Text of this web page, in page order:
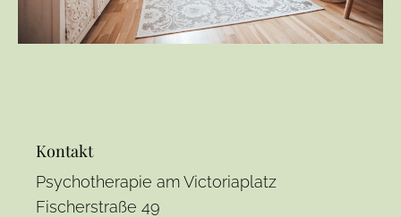
Kontakt
Psychotherapie am Victoriaplatz
Fischerstraße 49